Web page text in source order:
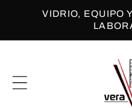
directamente
VIDRIO, EQUIPO